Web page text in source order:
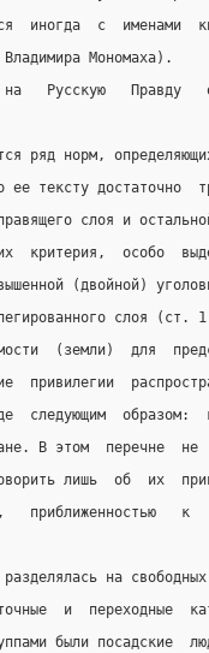
иногда  с  именами
Мономаха).
Русскую   Правду
ряд норм,
ее тексту достаточно
слоя и
критерия,  особо
(двойной)
слоя
(земли)  для
привилегии
следующим
В этом  перечне
лишь  об  их
приближенностью   к
на
и  переходные
были посадские